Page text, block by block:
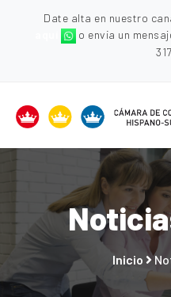
Date alta en nuestro
o envia un
Inicio